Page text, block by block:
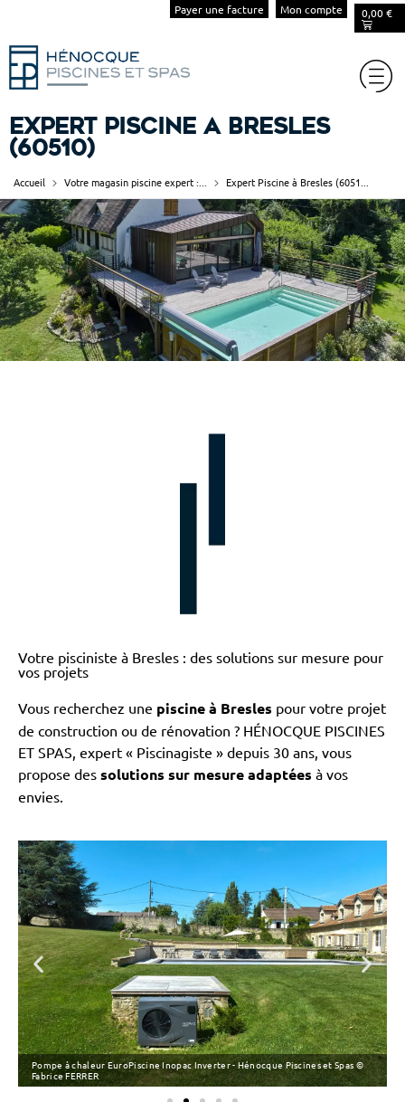
Payer une facture Mon compte 0,00 €
Expert Piscine à Bresles
(60510)
Accueil Votre magasin piscine expert :... Expert Piscine à Bresles (6051...
Votre pisciniste à Bresles : des solutions sur mesure pour
vos projets
Vous recherchez une piscine à Bresles pour votre projet
de construction ou de rénovation ? HÉNOCQUE PISCINES
ET SPAS, expert « Piscinagiste » depuis 30 ans, vous
propose des solutions sur mesure adaptées à vos
envies.
Pompe à chaleur EuroPiscine Inopac Inverter - Hénocque Piscines et Spas ©
Fabrice FERRER